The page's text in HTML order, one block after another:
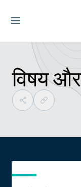
विषय